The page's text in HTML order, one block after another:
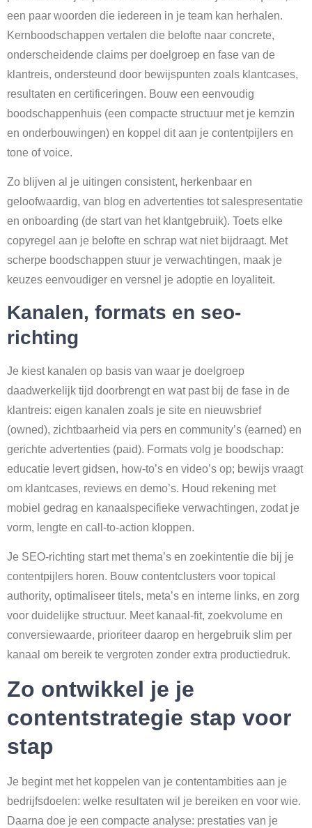
een paar woorden die iedereen in je team kan herhalen.
Kernboodschappen vertalen die belofte naar concrete,
onderscheidende claims per doelgroep en fase van de
klantreis, ondersteund door bewijspunten zoals klantcases,
resultaten en certificeringen. Bouw een eenvoudig
boodschappenhuis (een compacte structuur met je kernzin
en onderbouwingen) en koppel dit aan je contentpijlers en
tone of voice.
Zo blijven al je uitingen consistent, herkenbaar en
geloofwaardig, van blog en advertenties tot salespresentatie
en onboarding (de start van het klantgebruik). Toets elke
copyregel aan je belofte en schrap wat niet bijdraagt. Met
scherpe boodschappen stuur je verwachtingen, maak je
keuzes eenvoudiger en versnel je adoptie en loyaliteit.
Kanalen, formats en seo-
richting
Je kiest kanalen op basis van waar je doelgroep
daadwerkelijk tijd doorbrengt en wat past bij de fase in de
klantreis: eigen kanalen zoals je site en nieuwsbrief
(owned), zichtbaarheid via pers en community’s (earned) en
gerichte advertenties (paid). Formats volg je boodschap:
educatie levert gidsen, how-to’s en video’s op; bewijs vraagt
om klantcases, reviews en demo’s. Houd rekening met
mobiel gedrag en kanaalspecifieke verwachtingen, zodat je
vorm, lengte en call-to-action kloppen.
Je SEO-richting start met thema’s en zoekintentie die bij je
contentpijlers horen. Bouw contentclusters voor topical
authority, optimaliseer titels, meta’s en interne links, en zorg
voor duidelijke structuur. Meet kanaal-fit, zoekvolume en
conversiewaarde, prioriteer daarop en hergebruik slim per
kanaal om bereik te vergroten zonder extra productiedruk.
Zo ontwikkel je je
contentstrategie stap voor
stap
Je begint met het koppelen van je contentambities aan je
bedrijfsdoelen: welke resultaten wil je bereiken en voor wie.
Daarna doe je een compacte analyse: prestaties van je